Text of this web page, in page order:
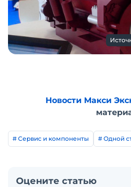
Новости Макси
# Сервис и компоненты # Одной
Оцените статью